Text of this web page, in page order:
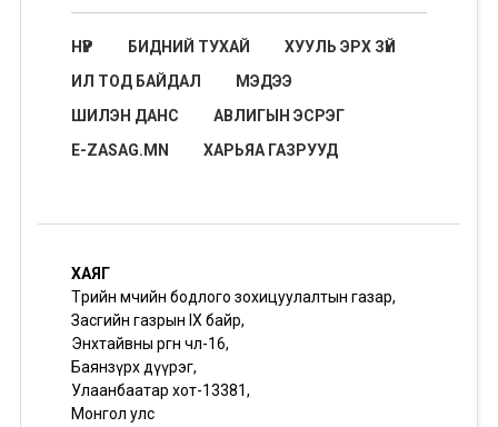
НҮҮР БИДНИЙ ТУХАЙ
ХУУЛЬ ЭРХ ЗҮЙ
ИЛ ТОД БАЙДАЛ
МЭДЭЭ
ШИЛЭН ДАНС
АВЛИГЫН ЭСРЭГ
E-ZASAG.MN
ХАРЬЯА ГАЗРУУД
ХАЯГ
Төрийн өмчийн бодлого зохицуулалтын газар,
Засгийн газрын IX байр,
Энхтайвны өргөн чөлөө-16,
Баянзүрх дүүрэг,
Улаанбаатар хот-13381,
Монгол улс